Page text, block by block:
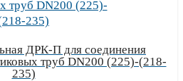
ДРК-П для соединения
труб DN200 (225)-(218-
235)